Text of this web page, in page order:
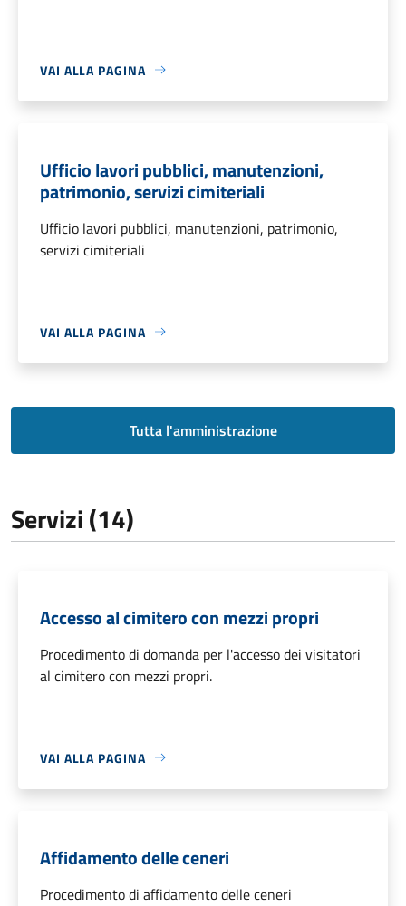
VAI ALLA PAGINA
Ufficio lavori pubblici, manutenzioni,
patrimonio, servizi cimiteriali
Ufficio lavori pubblici, manutenzioni, patrimonio,
servizi cimiteriali
VAI ALLA PAGINA
Tutta l'amministrazione
Servizi (14)
Accesso al cimitero con mezzi propri
Procedimento di domanda per l'accesso dei visitatori
al cimitero con mezzi propri.
VAI ALLA PAGINA
Affidamento delle ceneri
Procedimento di affidamento delle ceneri